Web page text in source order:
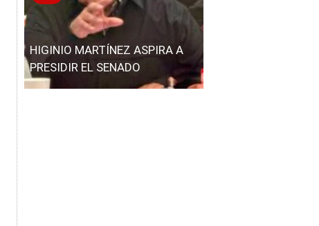
HIGINIO MARTÍNEZ ASPIRA A
PRESIDIR EL SENADO